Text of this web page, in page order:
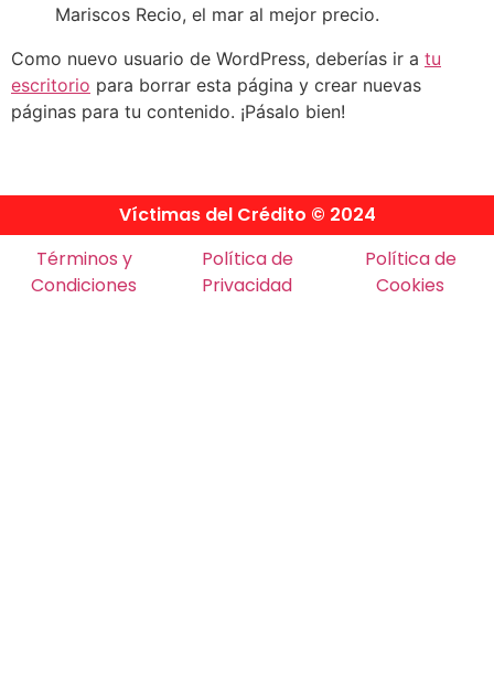
Mariscos Recio, el mar al mejor precio.
Como nuevo usuario de WordPress, deberías ir a tu
escritorio para borrar esta página y crear nuevas
páginas para tu contenido. ¡Pásalo bien!
Víctimas del Crédito © 2024
Términos y
Condiciones
Política de
Privacidad
Política de
Cookies